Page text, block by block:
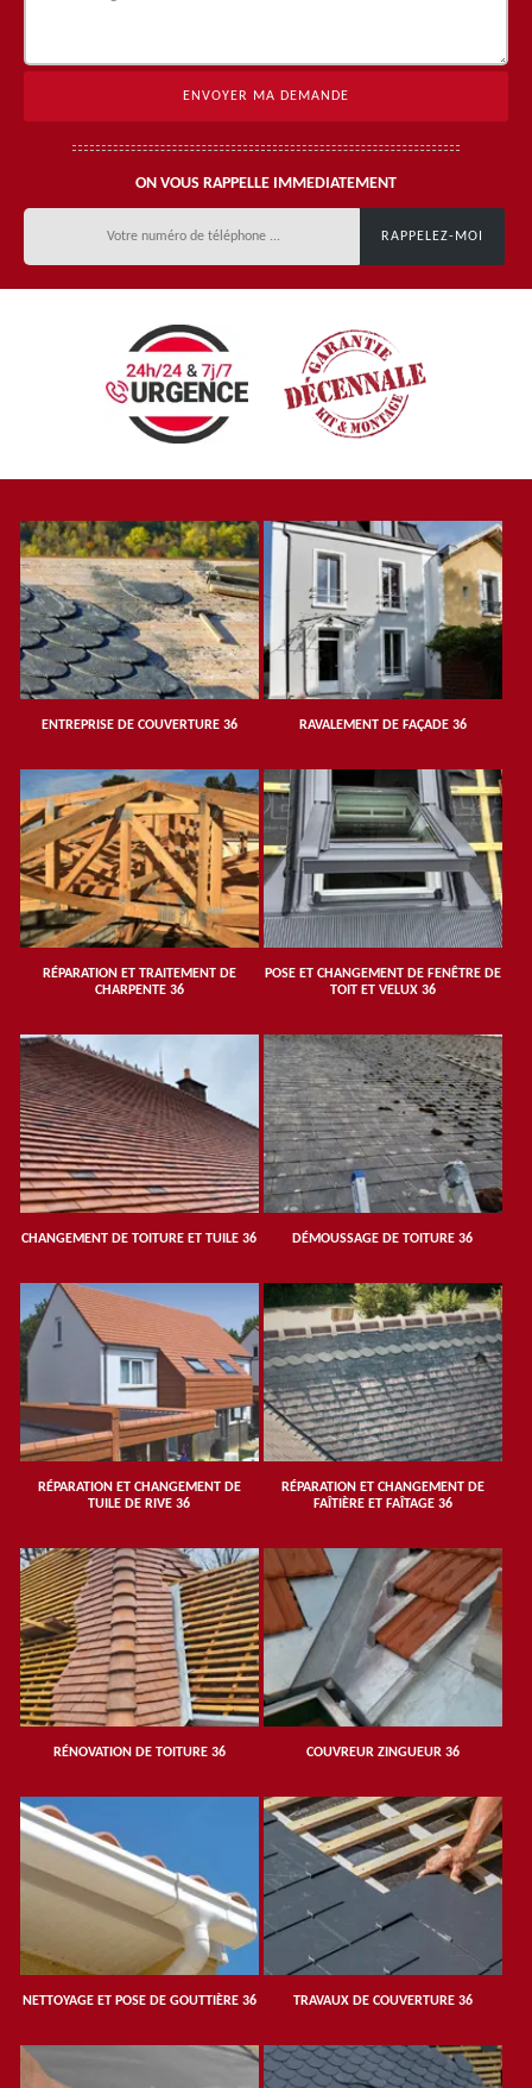
ON VOUS RAPPELLE IMMEDIATEMENT
ENTREPRISE DE COUVERTURE 36 RAVALEMENT DE FAÇADE 36
RÉPARATION ET TRAITEMENT DE
CHARPENTE 36
POSE ET CHANGEMENT DE FENÊTRE DE
TOIT ET VELUX 36
CHANGEMENT DE TOITURE ET TUILE 36 DÉMOUSSAGE DE TOITURE 36
RÉPARATION ET CHANGEMENT DE
TUILE DE RIVE 36
RÉPARATION ET CHANGEMENT DE
FAÎTIÈRE ET FAÎTAGE 36
RÉNOVATION DE TOITURE 36 COUVREUR ZINGUEUR 36
NETTOYAGE ET POSE DE GOUTTIÈRE 36 TRAVAUX DE COUVERTURE 36